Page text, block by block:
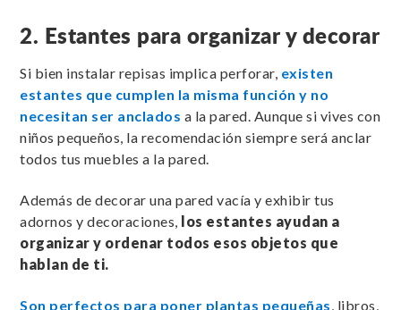
2. Estantes para organizar y decorar
Si bien instalar repisas implica perforar, existen
estantes que cumplen la misma función y no
necesitan ser anclados a la pared. Aunque si vives con
niños pequeños, la recomendación siempre será anclar
todos tus muebles a la pared.
Además de decorar una pared vacía y exhibir tus
adornos y decoraciones, los estantes ayudan a
organizar y ordenar todos esos objetos que
hablan de ti.
Son perfectos para poner plantas pequeñas , libros,